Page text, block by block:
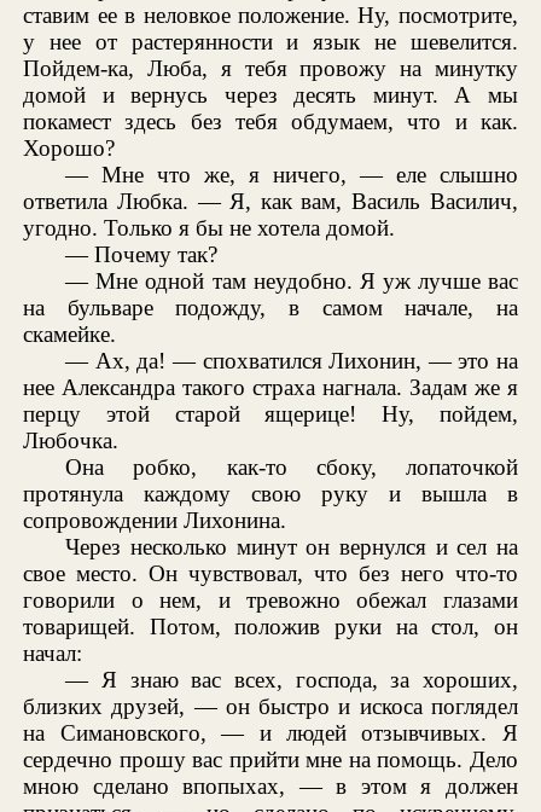
ставим ее в неловкое положение. Ну, посмотрите,
у нее от растерянности и язык не шевелится.
Пойдем-ка, Люба, я тебя провожу на минутку
домой и вернусь через десять минут. А мы
покамест здесь без тебя обдумаем, что и как.
Хорошо?
— Мне что же, я ничего, — еле слышно
ответила Любка. — Я, как вам, Василь Василич,
угодно. Только я бы не хотела домой.
— Почему так?
— Мне одной там неудобно. Я уж лучше вас
на бульваре подожду, в самом начале, на
скамейке.
— Ах, да! — спохватился Лихонин, — это на
нее Александра такого страха нагнала. Задам же я
перцу этой старой ящерице! Ну, пойдем,
Любочка.
Она робко, как-то сбоку, лопаточкой
протянула каждому свою руку и вышла в
сопровождении Лихонина.
Через несколько минут он вернулся и сел на
свое место. Он чувствовал, что без него что-то
говорили о нем, и тревожно обежал глазами
товарищей. Потом, положив руки на стол, он
начал:
— Я знаю вас всех, господа, за хороших,
близких друзей, — он быстро и искоса поглядел
на Симановского, — и людей отзывчивых. Я
сердечно прошу вас прийти мне на помощь. Дело
мною сделано впопыхах, — в этом я должен